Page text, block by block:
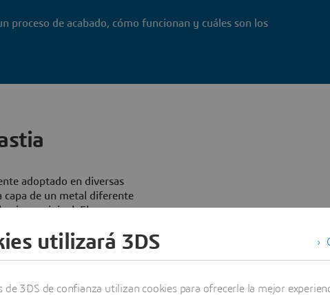
proceso de acabado, cómo funcionan y cuáles son los
adoptado en diversas
capa de un metal diferente
pieza original. El proceso se
modificar las
a la abrasión, el
Además, la
de las piezas de tamaño
utilizará 3DS
de 3DS de confianza utilizan cookies para ofrecerle la mejor